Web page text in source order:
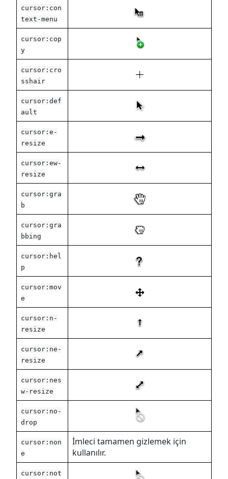
cursor:con
text-menu
cursor:cop
y
cursor:cro
sshair
cursor:def
ault
cursor:e-
resize
cursor:ew-
resize
cursor:gra
b
cursor:gra
bbing
cursor:hel
p
cursor:mov
e
cursor:n-
resize
cursor:ne-
resize
cursor:nes
w-resize
cursor:no-
drop
cursor:non
e
İmleci tamamen gizlemek için
kullanılır.
cursor:not